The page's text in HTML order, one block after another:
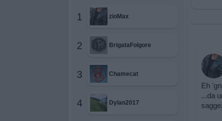
1 zioMax
2 BrigataFolgore
3 Chamecat
4 Dylan2017
Eh
...da